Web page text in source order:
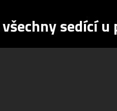
sedící u